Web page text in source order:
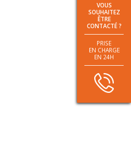
VOUS
SOUHAITEZ
ÊTRE
CONTACTÉ ?
PRISE
EN CHARGE
EN 24H